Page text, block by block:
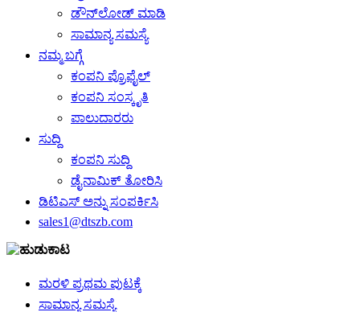
ಡೌನ್‌ಲೋಡ್ ಮಾಡಿ
ಸಾಮಾನ್ಯ ಸಮಸ್ಯೆ
ನಮ್ಮ ಬಗ್ಗೆ
ಕಂಪನಿ ಪ್ರೊಫೈಲ್
ಕಂಪನಿ ಸಂಸ್ಕೃತಿ
ಪಾಲುದಾರರು
ಸುದ್ದಿ
ಕಂಪನಿ ಸುದ್ದಿ
ಡೈನಾಮಿಕ್ ತೋರಿಸಿ
ಡಿಟಿಎಸ್ ಅನ್ನು ಸಂಪರ್ಕಿಸಿ
sales1@dtszb.com
ಮರಳಿ ಪ್ರಥಮ ಪುಟಕ್ಕೆ
ಸಾಮಾನ್ಯ ಸಮಸ್ಯೆ